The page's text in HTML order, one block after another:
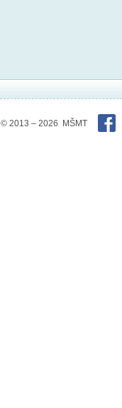
© 2013 – 2026 MŠMT